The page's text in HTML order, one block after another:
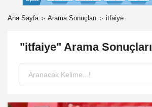
Ana Sayfa Arama Sonuçları itfaiye
"itfaiye" Arama Sonuçları